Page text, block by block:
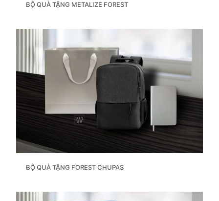
BỘ QUÀ TẶNG METALIZE FOREST
BỘ QUÀ TẶNG FOREST CHUPAS